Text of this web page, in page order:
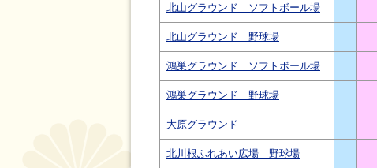
北山グラウンド ソフトボール場
北山グラウンド 野球場
鴻巣グラウンド ソフトボール場
鴻巣グラウンド 野球場
大原グラウンド
北川根ふれあい広場 野球場